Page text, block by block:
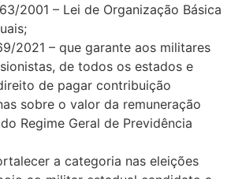
2001 – Lei de Organização Básica
2021 – que garante aos militares
de todos os estados e
de pagar contribuição
sobre o valor da remuneração
Regime Geral de Previdência
a categoria nas eleições